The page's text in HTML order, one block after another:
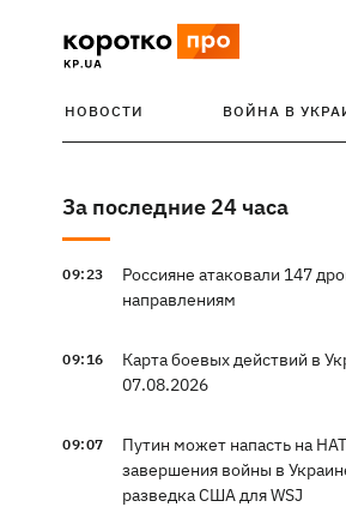
НОВОСТИ ВОЙНА В
За последние 24 часа
09:23
Россияне атаковали 147
направлениям
09:16
Карта боевых действий в
07.08.2026
09:07
Путин может напасть на
завершения войны в
разведка США для WSJ